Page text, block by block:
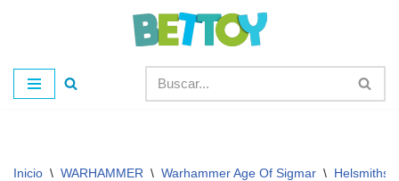
al
contenido
Inicio \ WARHAMMER \ Warhammer Age Of Sigmar \ Helsmiths